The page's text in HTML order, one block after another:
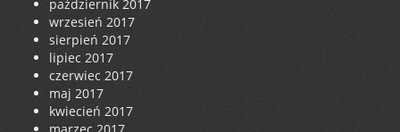
październik 2017
wrzesień 2017
sierpień 2017
lipiec 2017
czerwiec 2017
maj 2017
kwiecień 2017